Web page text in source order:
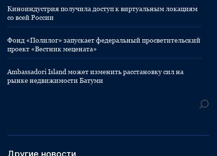
Киноиндустрия получила доступ к виртуальным локациям
со всей России
Фонд «Полилог» запускает федеральный просветительский
проект «Вестник мецената»
Ambassadori Island может изменить расстановку сил на
рынке недвижимости Батуми
Другие новости